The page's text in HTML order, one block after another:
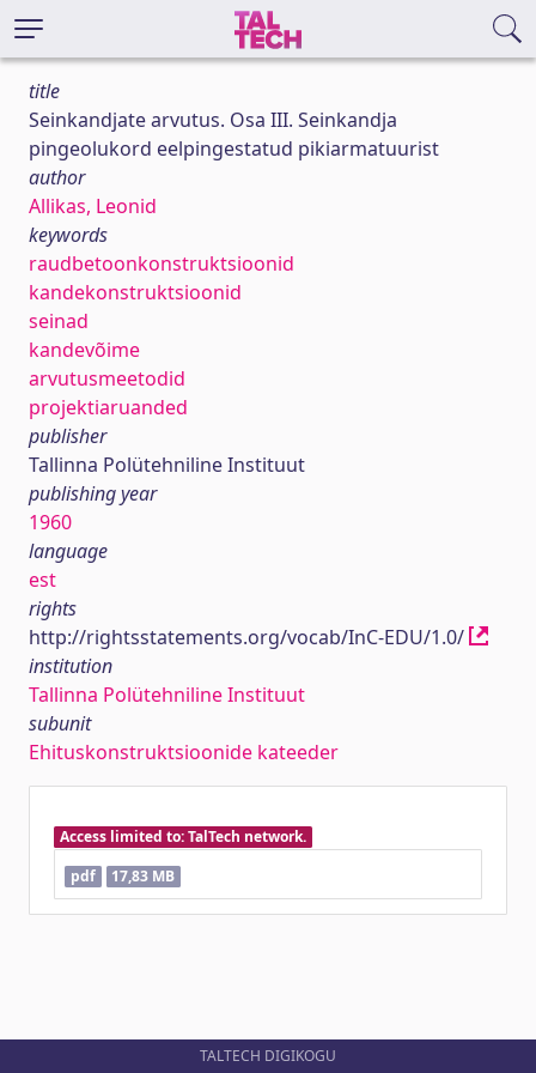
title
Seinkandjate arvutus. Osa III. Seinkandja
pingeolukord eelpingestatud pikiarmatuurist
author
Allikas, Leonid
keywords
raudbetoonkonstruktsioonid
kandekonstruktsioonid
seinad
kandevõime
arvutusmeetodid
projektiaruanded
publisher
Tallinna Polütehniline Instituut
publishing year
1960
language
est
rights
http://rightsstatements.org/vocab/InC-EDU/1.0/
institution
Tallinna Polütehniline Instituut
subunit
Ehituskonstruktsioonide kateeder
Access limited to: TalTech network.
pdf
17,83 MB
TALTECH DIGIKOGU